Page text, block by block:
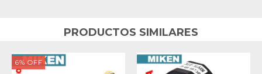
PRODUCTOS SIMILARES
6% OFF